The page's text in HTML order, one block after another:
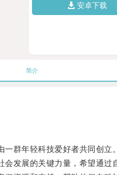
安卓下载
简介
群年轻科技爱好者共同创立。
展的关键力量，希望通过